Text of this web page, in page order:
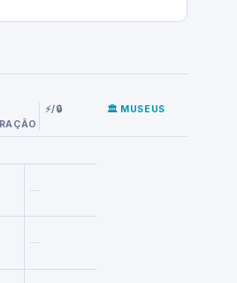
⚡/🔒 🏛️ MUSEUS
—
—